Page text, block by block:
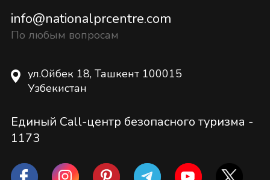
info@nationalprcentre.com
По любым вопросам
ул.Ойбек 18, Ташкент 100015
Узбекистан
Единый Call-центр безопасного туризма -
1173